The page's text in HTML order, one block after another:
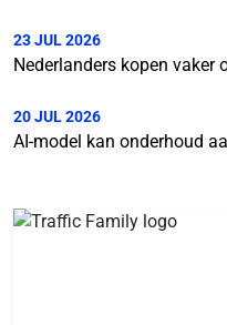
23 JUL 2026
Nederlanders kopen vaker
20 JUL 2026
AI-model kan onderhoud